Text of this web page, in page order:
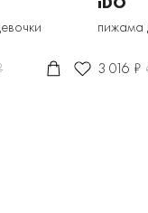
пижама
3 016 ₽